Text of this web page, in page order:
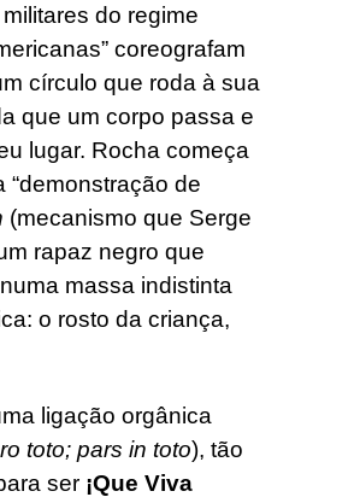
do regime
coreografam
círculo que roda à sua
que um corpo passa e
lugar. Rocha começa
“demonstração de
(mecanismo que Serge
rapaz negro que
massa indistinta
o rosto da criança,
ligação orgânica
toto; pars in toto), tão
ser ¡Que Viva